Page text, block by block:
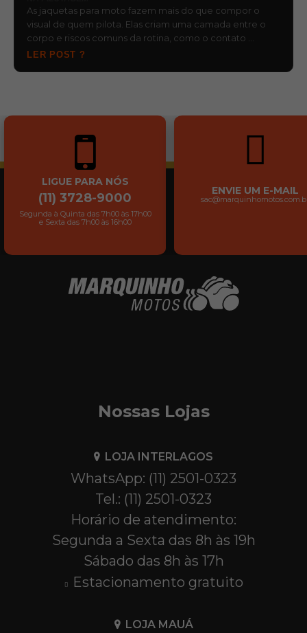
As jaquetas para moto fazem mais do que compor o
visual de quem pilota. Elas criam uma camada entre o
corpo e riscos comuns da rotina, como o contato …
LER POST ?
LIGUE PARA NÓS
(11) 3728-9000
Segunda à Quinta das 7h00 às 17h00
e Sexta das 7h00 às 16h00
ENVIE UM E-MAIL
Nossas Lojas
LOJA INTERLAGOS
WhatsApp: (11) 2501-0323
Tel.: (11) 2501-0323
Horário de atendimento:
Segunda a Sexta das 8h às 19h
Sábado das 8h às 17h
Estacionamento gratuito
LOJA MAUÁ